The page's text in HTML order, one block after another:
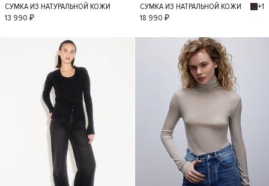
S
СУМКА ИЗ НАТУРАЛЬНОЙ КОЖИ
13 990 ₽
S
СУМКА ИЗ НАТРАЛЬНОЙ КОЖИ
+1
18 990 ₽